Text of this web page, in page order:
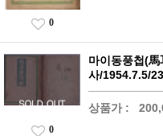
0
마이동풍첩(
사/1954.7.5/
상품가 :
0